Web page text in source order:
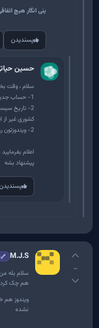
ینی انگار هیچ
پسندیدن
حسین
سلام ، وقت
1- حساب جدید ایجاد کردید؟
2- تاریخ
کشوری غیر از
2- ویندوزتون رو به آخرین نسخه بروز کنید
اعلام
پیشنهاد بشه
-
M.J.S
سلام بله
هم چک
ویندوز هم
نشده